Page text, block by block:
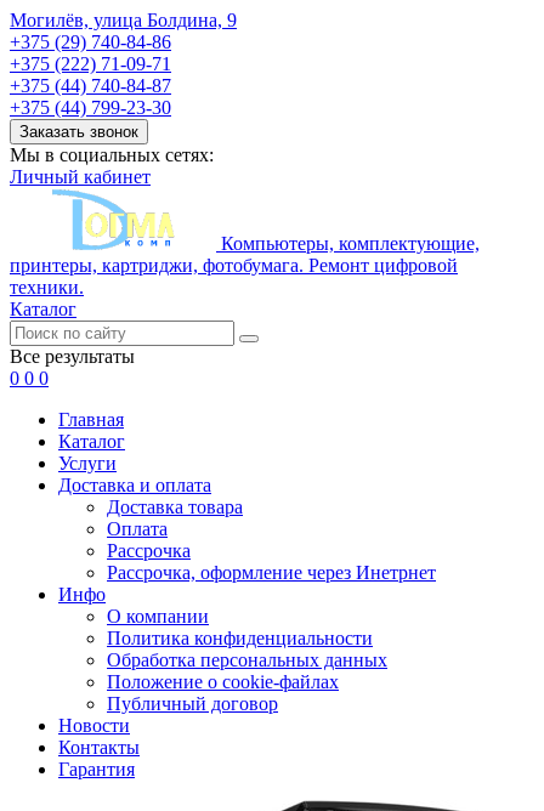
Могилёв, улица Болдина, 9
+375 (29) 740-84-86
+375 (222) 71-09-71
+375 (44) 740-84-87
+375 (44) 799-23-30
Заказать звонок
Мы в социальных сетях:
Личный кабинет
Компьютеры, комплектующие,
принтеры, картриджи, фотобумага. Ремонт цифровой
техники.
Каталог
Все результаты
0 0 0
Главная
Каталог
Услуги
Доставка и оплата
Доставка товара
Оплата
Рассрочка
Рассрочка, оформление через Инетрнет
Инфо
О компании
Политика конфиденциальности
Обработка персональных данных
Положение о cookie-файлах
Публичный договор
Новости
Контакты
Гарантия